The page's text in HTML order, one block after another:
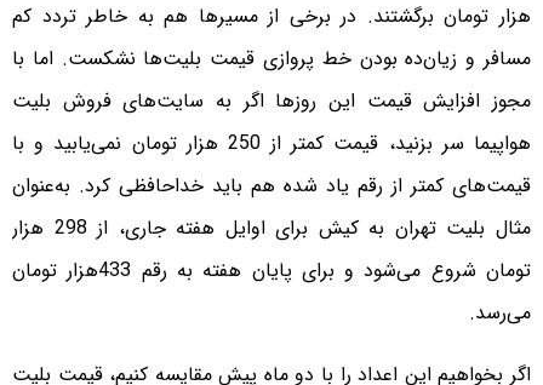
هزار تومان برگشتند. در برخی از مسیرها هم به خاطر تردد کم
مسافر و زیان‌ده بودن خط پروازی قیمت بلیت‌ها نشکست. اما با
مجوز افزایش قیمت این روزها اگر به سایت‌های فروش بلیت
هواپیما سر بزنید، قیمت کمتر از 250 هزار تومان نمی‌یابید و با
قیمت‌های کمتر از رقم یاد شده هم باید خداحافظی کرد. به‌عنوان
مثال بلیت تهران به کیش برای اوایل هفته جاری، از 298 هزار
تومان شروع می‌شود و برای پایان هفته به رقم 433هزار تومان
می‌رسد.
اگر بخواهیم این اعداد را با دو ماه پیش مقایسه کنیم، قیمت بلیت